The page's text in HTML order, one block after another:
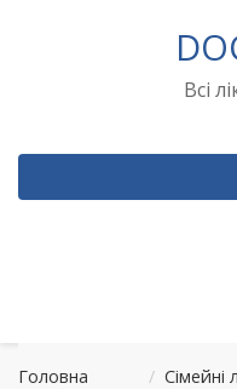
Всі
Головна / Сімейні